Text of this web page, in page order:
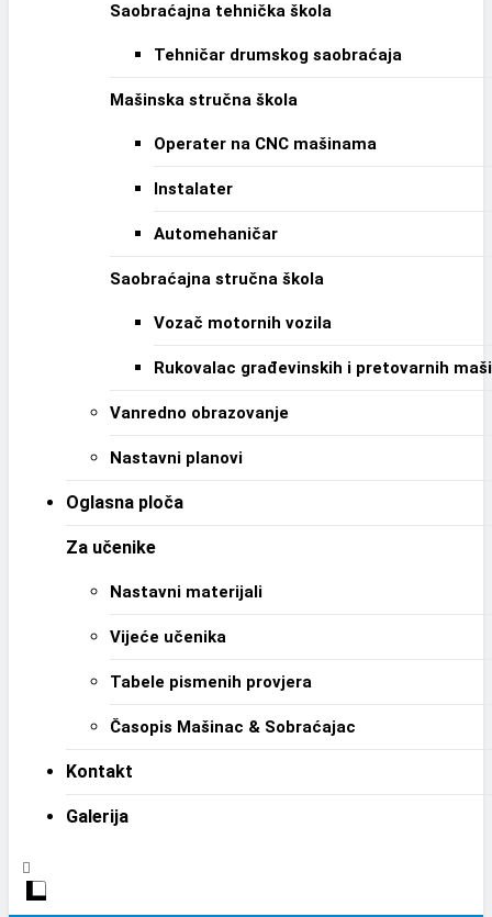
Saobraćajna tehnička škola
Tehničar drumskog saobraćaja
Mašinska stručna škola
Operater na CNC mašinama
Instalater
Automehaničar
Saobraćajna stručna škola
Vozač motornih vozila
Rukovalac građevinskih i pretovarnih
Vanredno obrazovanje
Nastavni planovi
Oglasna ploča
Za učenike
Nastavni materijali
Vijeće učenika
Tabele pismenih provjera
Časopis Mašinac & Sobraćajac
Kontakt
Galerija